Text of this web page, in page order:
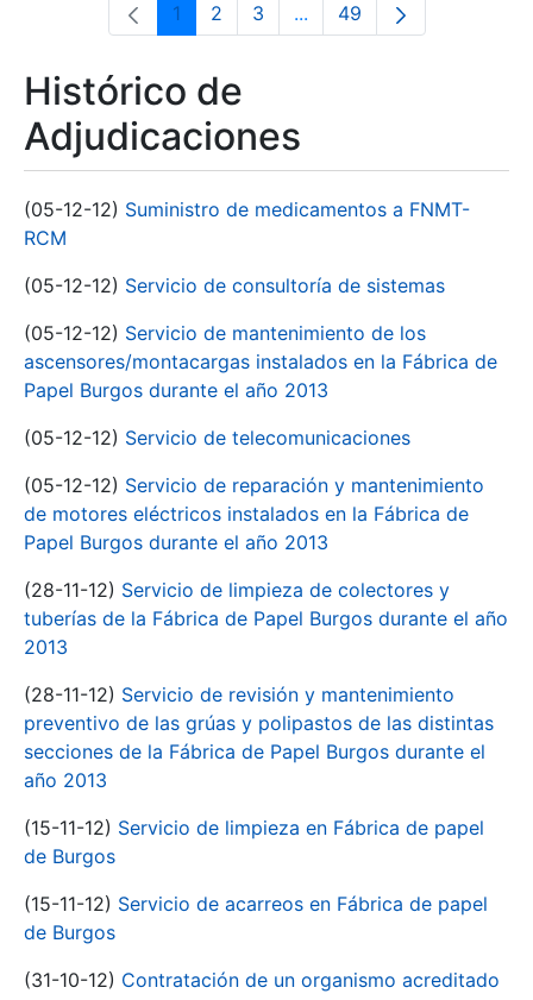
Página
1 Página
2 Página
3 ...Páginas intermedias Use
Página
49
Histórico de
Adjudicaciones
(05-12-12) Suministro de medicamentos a FNMT-
RCM
(05-12-12) Servicio de consultoría de sistemas
(05-12-12) Servicio de mantenimiento de los
ascensores/montacargas instalados en la Fábrica de
Papel Burgos durante el año 2013
(05-12-12) Servicio de telecomunicaciones
(05-12-12) Servicio de reparación y mantenimiento
de motores eléctricos instalados en la Fábrica de
Papel Burgos durante el año 2013
(28-11-12) Servicio de limpieza de colectores y
tuberías de la Fábrica de Papel Burgos durante el año
2013
(28-11-12) Servicio de revisión y mantenimiento
preventivo de las grúas y polipastos de las distintas
secciones de la Fábrica de Papel Burgos durante el
año 2013
(15-11-12) Servicio de limpieza en Fábrica de papel
de Burgos
(15-11-12) Servicio de acarreos en Fábrica de papel
de Burgos
(31-10-12) Contratación de un organismo acreditado